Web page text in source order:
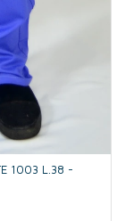
1003 L.38 -